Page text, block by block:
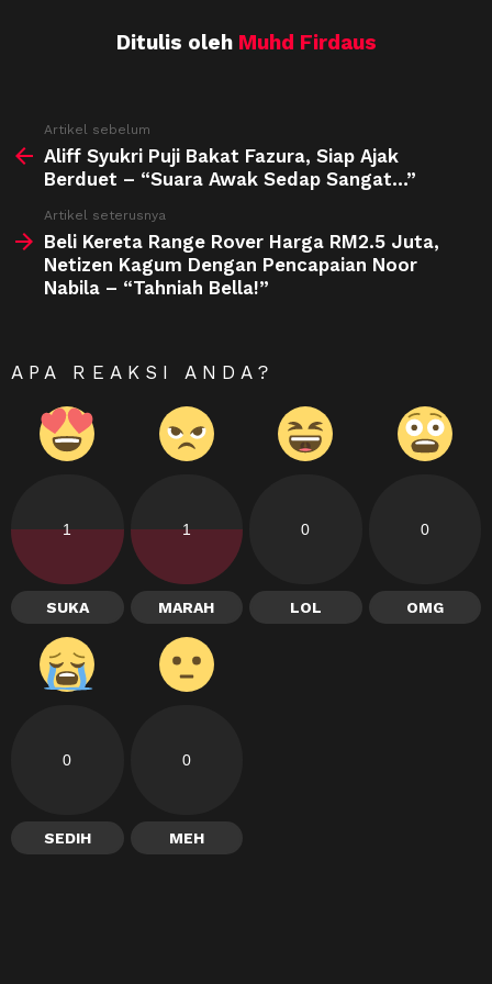
Ditulis oleh Muhd Firdaus
more
Artikel sebelum
Aliff Syukri Puji Bakat Fazura, Siap Ajak
Berduet – “Suara Awak Sedap Sangat…”
Artikel seterusnya
Beli Kereta Range Rover Harga RM2.5 Juta,
Netizen Kagum Dengan Pencapaian Noor
Nabila – “Tahniah Bella!”
APA REAKSI ANDA?
1
SUKA
1
MARAH
0
LOL
0
OMG
0
SEDIH
0
MEH